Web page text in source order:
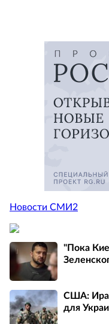
Новости СМИ2
"Пока
США:
для